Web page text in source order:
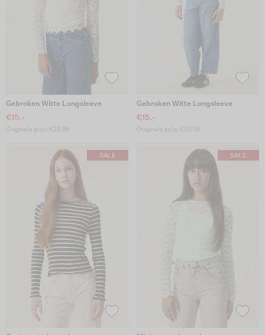
Gebroken Witte Longsleeve
€15.-
Originele prijs: €29.99
Gebroken Witte Longsleeve
€15.-
Originele prijs: €29.99